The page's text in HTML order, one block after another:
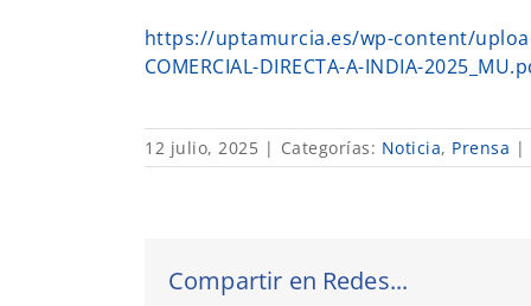
https://uptamurcia.es/wp-content/
COMERCIAL-DIRECTA-A-INDIA-
12 julio, 2025 | Categorías: Noticia, Prensa |
Compartir en Redes...